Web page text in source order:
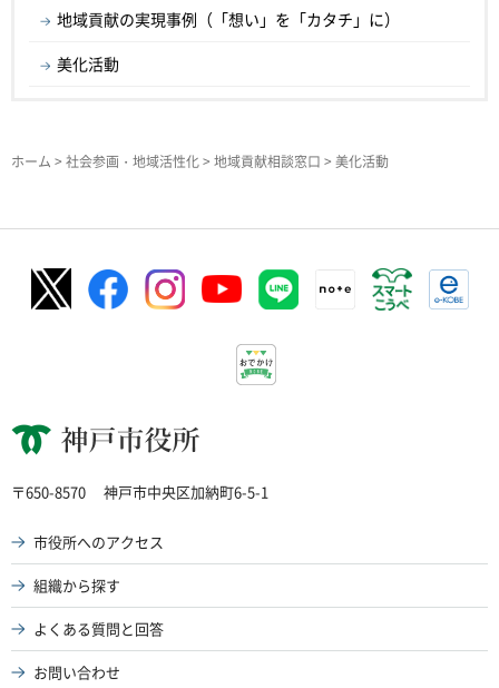
地域貢献の実現事例（「想い」を「カタチ」に）
美化活動
ホーム > 社会参画・地域活性化> 地域貢献相談窓口 > 美化活動
神戸市役所
〒650-8570 神戸市中央区加納町6-5-1
市役所へのアクセス
組織から探す
よくある質問と回答
お問い合わせ